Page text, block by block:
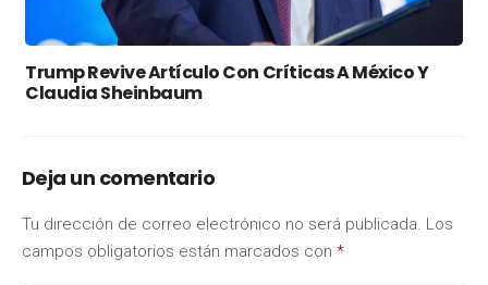
Trump Revive Artículo Con Críticas A México Y
Claudia Sheinbaum
Deja un comentario
Tu dirección de correo electrónico no será publicada. Los
campos obligatorios están marcados con *